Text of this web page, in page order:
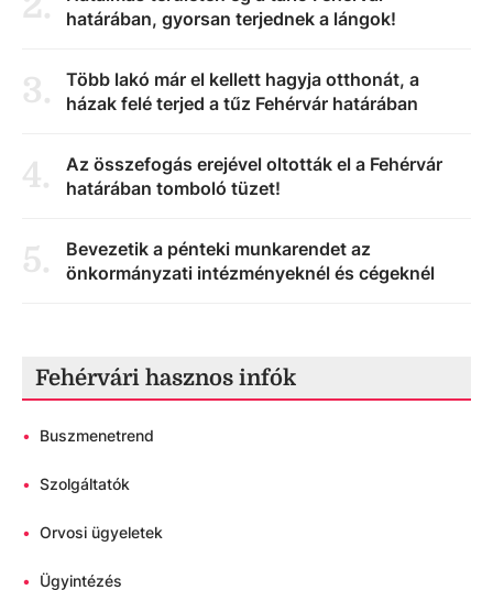
határában, gyorsan terjednek a lángok!
3.
Több lakó már el kellett hagyja otthonát, a
házak felé terjed a tűz Fehérvár határában
4.
Az összefogás erejével oltották el a Fehérvár
határában tomboló tüzet!
5.
Bevezetik a pénteki munkarendet az
önkormányzati intézményeknél és cégeknél
Fehérvári hasznos infók
• Buszmenetrend
• Szolgáltatók
• Orvosi ügyeletek
• Ügyintézés